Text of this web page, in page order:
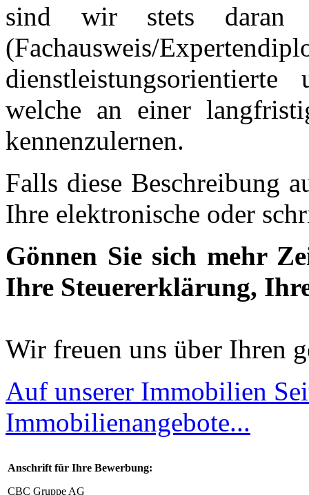
sind wir stets daran
(Fachausweis/
welche an einer
kennenzulernen.
Falls diese Beschreibung
Ihre elektronische oder
Gönnen Sie sich mehr
Ihre Steuererklärung,
Wir freuen uns über Ihren
Auf unserer Immobilien
Immobilienangebote...
Anschrift für Ihre Bewerbung:
CBC Gruppe AG